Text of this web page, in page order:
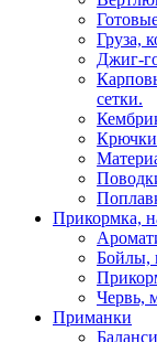
Груза,
Джиг-
сетки.
Крючки
Прикормка,
Бойлы,
Червь,
Приманки